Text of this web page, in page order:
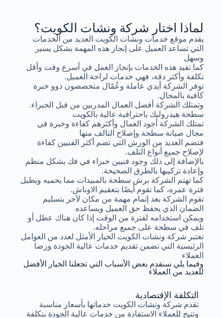
لماذا اختار شركة ونشات الكويت؟
يقدم موقع خدمات ونشات الكويت العديد من الخدمات
التي تساعد العميل على إنجاز هذه المهمة بشكل يسير
وسهل
كما تفيد هذه الخدمات بإنجاز العمل في أسرع وقت وأقل
تكلفة وأكثر دقة، فهي خدمات لراحة العميل.
توفر الشركة أيدي عاملة وعُمّال متخصصون ذوو خبرة
كافية بالمجال.
وتمتلك الشركة أفضل العمال المدربين من قبل الخبراء.
سطحة هيدروليك باحترافية عالية بالكويت
تمتلك الشركة أجود العمال وأكثرهم كفاءة وخبرة في
مجال صيانة سطحة وإصلاح التالف منها
فتضم العديد من الورش التي تضم أكثر الفنيين كفاءة
لإصلاح جميع أنواع التلف.
بالإضافة إلى ذلك وجود فنيين خبراء في فك بشكل منظم
وإعادة تركيبها بالطرق الصحيحة.
كما تهتم الشركة برش سطحة بالمبيدات مما يحميه ويطيل
فترة عمره، كما تقوم أيضًا بتعقيم الاوناش.
تقوم الشركة بعد إتمام مهمة من مكان لآخر بتسليم
الضمان الذي يحفظ حق العميل ويساعده
ويمكن استخدامه لفترة من الوقت إذا كان هناك عطل أو
تلف في سطحة على جميع مراحله.
تعتبر شركة ونشات الكويت الخيار الأمثل لعدد من العوامل
الرئيسية التي تضمن تقديم خدمات عالية الجودة ورضا
العملاء
وفيما يلي سنقدم بعض الأسباب التي تجعلنا الخيار الأفضل
للعديد من العملاء
التكلفة الإقتصادية
تقدم شركة ونشات الكويت خدماتها بأسعار مناسبة
وتتيح للعملاء الاستفادة من خدمات عالية الجودة بتكلفة